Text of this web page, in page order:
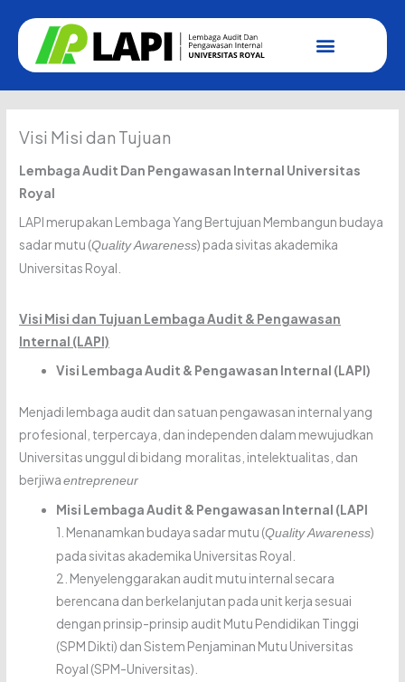
konten
Visi Misi dan Tujuan
Lembaga Audit Dan Pengawasan Internal Universitas
Royal
LAPI merupakan Lembaga Yang Bertujuan Membangun budaya
sadar mutu (Quality Awareness) pada sivitas akademika
Universitas Royal.
Visi Misi dan Tujuan Lembaga Audit & Pengawasan
Internal (LAPI)
Visi Lembaga Audit & Pengawasan Internal (LAPI)
Menjadi lembaga audit dan satuan pengawasan internal yang
profesional, terpercaya, dan independen dalam mewujudkan
Universitas unggul di bidang moralitas, intelektualitas, dan
berjiwaentrepreneur
Misi Lembaga Audit & Pengawasan Internal (LAPI
1. Menanamkan budaya sadar mutu (Quality Awareness)
pada sivitas akademika Universitas Royal.
2. Menyelenggarakan audit mutu internal secara
berencana dan berkelanjutan pada unit kerja sesuai
dengan prinsip-prinsip audit Mutu Pendidikan Tinggi
(SPM Dikti) dan Sistem Penjaminan Mutu Universitas
Royal (SPM-Universitas).